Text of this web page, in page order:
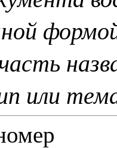
или